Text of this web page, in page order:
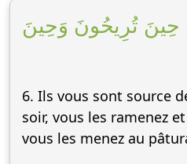
حِينَ تُرِيحُونَ وَحِينَ
6. Ils vous sont source
soir, vous les ramenez
vous les menez au